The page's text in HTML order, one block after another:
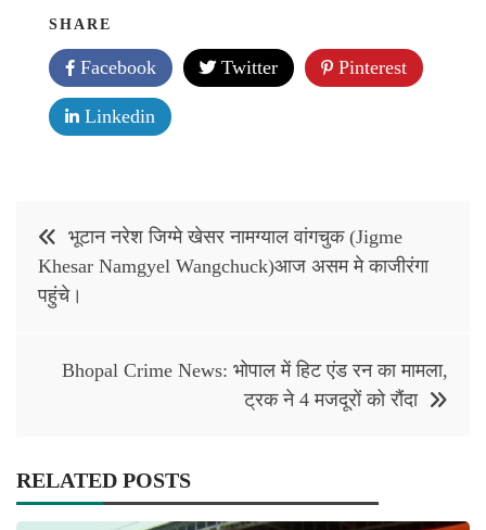
SHARE
Facebook Twitter Pinterest
Linkedin
Post
navigation
भूटान नरेश जिग्मे खेसर नामग्याल वांगचुक (Jigme
Khesar Namgyel Wangchuck)आज असम मे काजीरंगा
पहुंचे।
Bhopal Crime News: भोपाल में हिट एंड रन का मामला,
ट्रक ने 4 मजदूरों को रौंदा
RELATED POSTS